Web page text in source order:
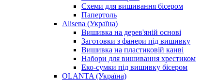
Схеми для вишивання бісером
Папертоль
Alisena (Україна)
Вишивка на дерев'яній основі
Заготовки з фанери під вишивку
Вишивка на пластиковій канві
Набори для вишивання хрестиком
Еко-сумки під вишивку бісером
OLANTA (Україна)